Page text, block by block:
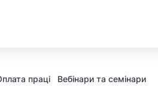
праці Вебінари та семінари